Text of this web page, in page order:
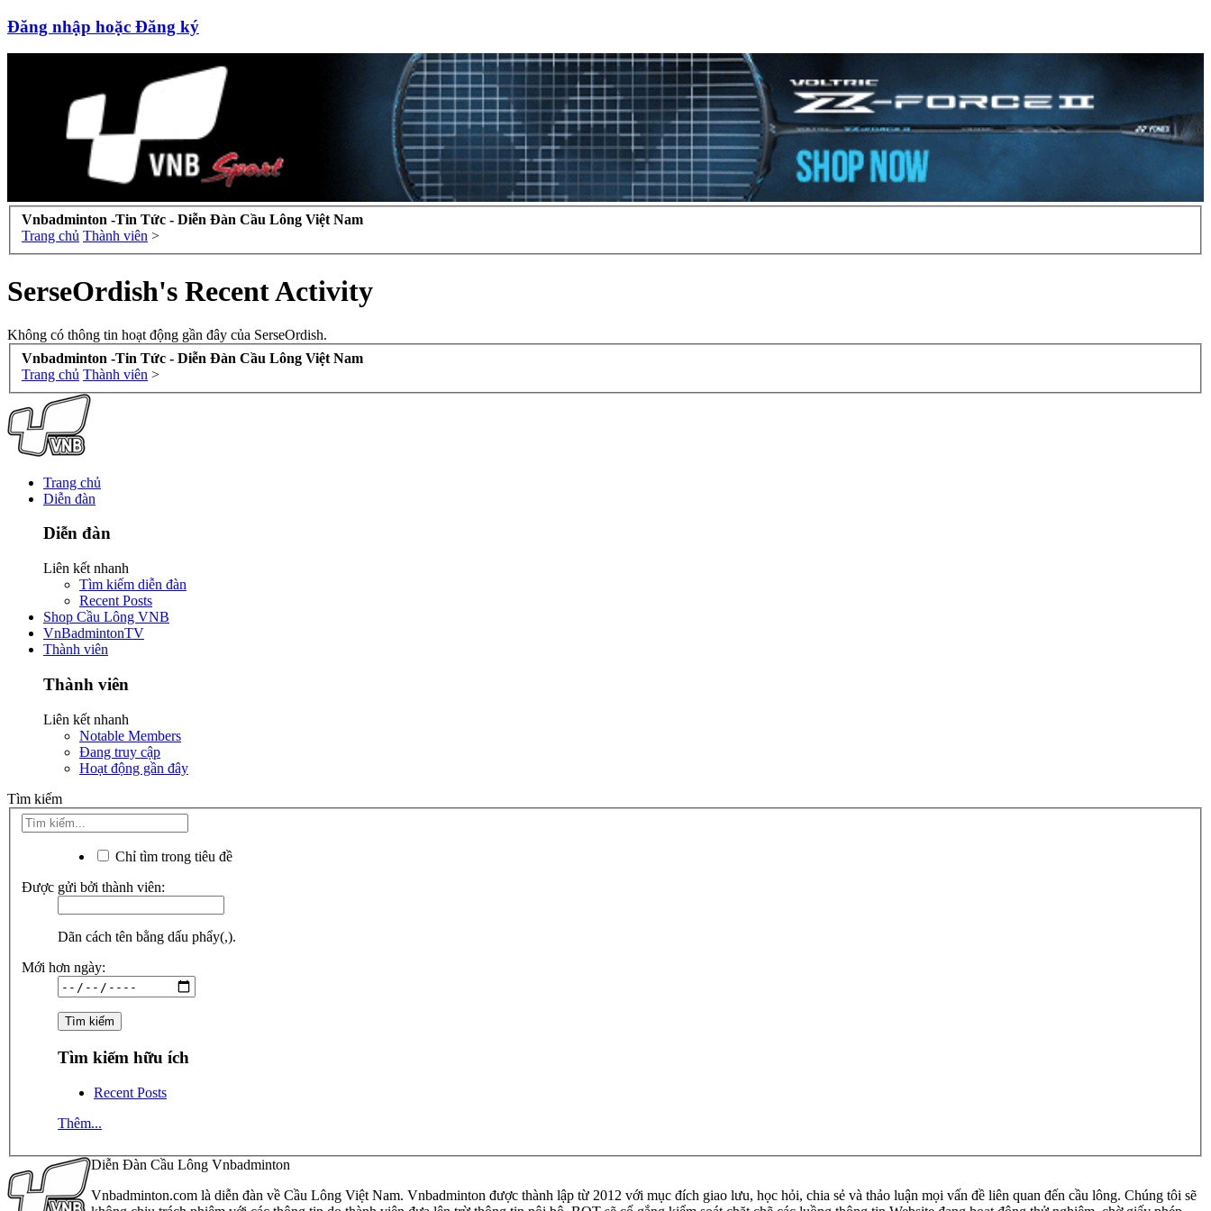
Đăng nhập hoặc Đăng ký
Vnbadminton -Tin Tức - Diễn Đàn Cầu Lông Việt Nam
Trang chủ Thành viên >
SerseOrdish's Recent Activity
Không có thông tin hoạt động gần đây của SerseOrdish.
Vnbadminton -Tin Tức - Diễn Đàn Cầu Lông Việt Nam
Trang chủ Thành viên >
Trang chủ
Diễn đàn
Diễn đàn
Liên kết nhanh
Tìm kiếm diễn đàn
Recent Posts
Shop Cầu Lông VNB
VnBadmintonTV
Thành viên
Thành viên
Liên kết nhanh
Notable Members
Đang truy cập
Hoạt động gần đây
Tìm kiếm
Chỉ tìm trong tiêu đề
Được gửi bởi thành viên:
Dãn cách tên bằng dấu phẩy(,).
Mới hơn ngày:
Tìm kiếm hữu ích
Recent Posts
Thêm...
Diễn Đàn Cầu Lông Vnbadminton
Vnbadminton.com là diễn đàn về Cầu Lông Việt Nam. Vnbadminton được thành lập từ 2012 với mục đích giao lưu, học hỏi, chia sẻ và thảo luận mọi vấn đề liên quan đến cầu lông. Chúng tôi sẽ